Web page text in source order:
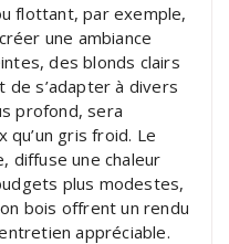
flottant, par exemple,
une ambiance
des blonds clairs
de s’adapter à divers
profond, sera
qu’un gris froid. Le
diffuse une chaleur
plus modestes,
bois offrent un rendu
appréciable.